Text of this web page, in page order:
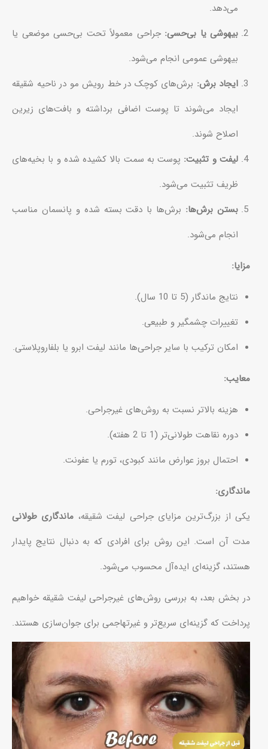
می‌دهد.
بیهوشی یا بی‌حسی: جراحی معمولاً تحت بی‌حسی موضعی یا
بیهوشی عمومی انجام می‌شود.
ایجاد برش: برش‌های کوچک در خط رویش مو در ناحیه شقیقه
ایجاد می‌شوند تا پوست اضافی برداشته و بافت‌های زیرین
اصلاح شوند.
لیفت و تثبیت: پوست به سمت بالا کشیده شده و با بخیه‌های
ظریف تثبیت می‌شود.
بستن برش‌ها: برش‌ها با دقت بسته شده و پانسمان مناسب
انجام می‌شود.
مزایا:
نتایج ماندگار (5 تا 10 سال).
تغییرات چشمگیر و طبیعی.
امکان ترکیب با سایر جراحی‌ها مانند لیفت ابرو یا بلفاروپلاستی.
معایب:
هزینه بالاتر نسبت به روش‌های غیرجراحی.
دوره نقاهت طولانی‌تر (1 تا 2 هفته).
احتمال بروز عوارض مانند کبودی، تورم یا عفونت.
ماندگاری:
یکی از بزرگ‌ترین مزایای جراحی لیفت شقیقه، ماندگاری طولانی
مدت آن است. این روش برای افرادی که به دنبال نتایج پایدار
هستند، گزینه‌ای ایده‌آل محسوب می‌شود.
در بخش بعد، به بررسی روش‌های غیرجراحی لیفت شقیقه خواهیم
پرداخت که گزینه‌ای سریع‌تر و غیرتهاجمی برای جوان‌سازی هستند.